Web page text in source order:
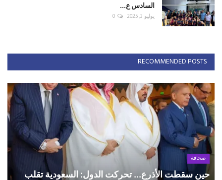
السادس ع...
يوليو 3, 2025 0
RECOMMENDED POSTS
صحافة
حين سقطت الأذرع... تحركت الدول: السعودية تقلب